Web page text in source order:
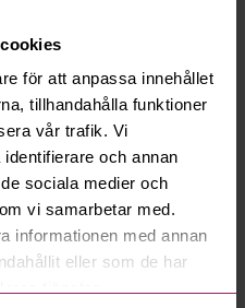
för att anpassa innehållet
tillhandahålla funktioner
vår trafik. Vi
och annan
sociala medier och
vi samarbetar med.
informationen med annan
eller som de har
och svar